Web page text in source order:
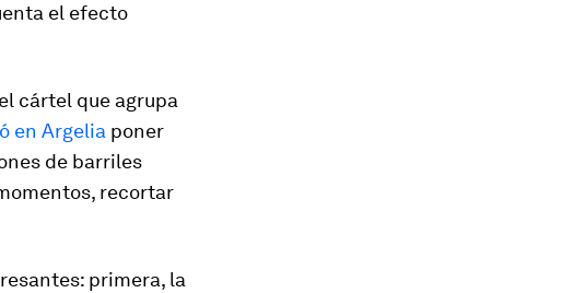
el efecto
cártel que agrupa
en Argelia poner
de barriles
recortar
primera, la